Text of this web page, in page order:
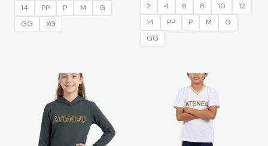
14 PP P M
G
GG
XG
2 4 6 8 10
12
14
PP P M
G
GG
R$ 58,90
through
R$ 67,60
range:
R$ 50,60
through
R$ 62,60